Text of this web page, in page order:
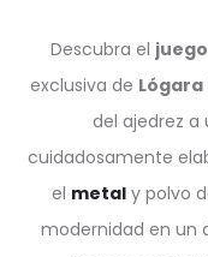
Descubra el
exclusiva de
del ajedrez a
cuidadosamente
el metal y polvo
modernidad en un